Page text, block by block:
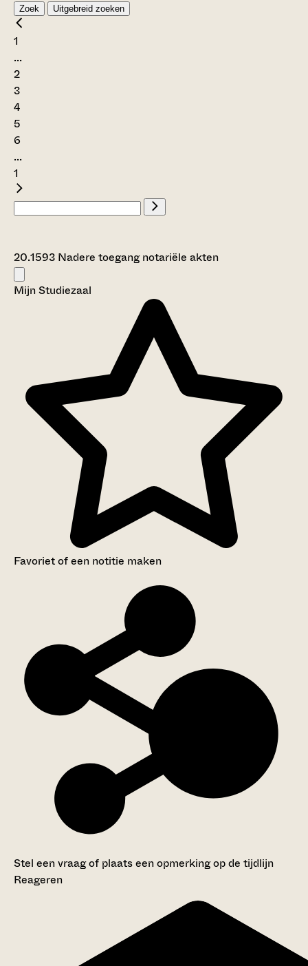
Zoek Uitgebreid zoeken
1
...
2
3
4
5
6
...
1
20.1593 Nadere toegang notariële akten
Mijn Studiezaal
Favoriet of een notitie maken
Stel een vraag of plaats een opmerking op de tijdlijn
Reageren